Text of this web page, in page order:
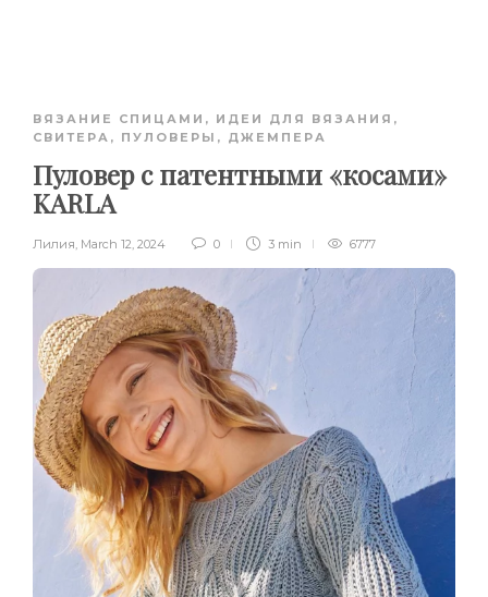
ВЯЗАНИЕ СПИЦАМИ , ИДЕИ ДЛЯ ВЯЗАНИЯ ,
СВИТЕРА, ПУЛОВЕРЫ, ДЖЕМПЕРА
Пуловер с патентными «косами»
KARLA
Лилия, March 12, 2024 0 3 min 6777